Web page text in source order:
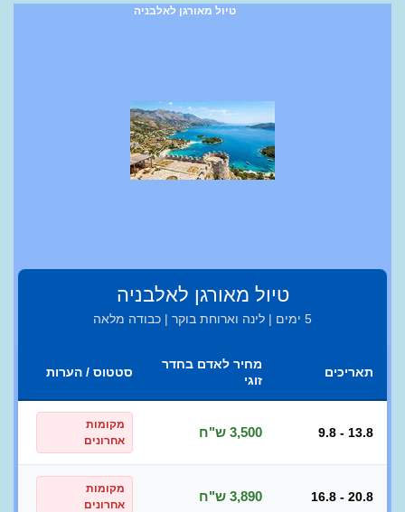
טיול מאורגן לאלבניה
טיול מאורגן לאלבניה
5 ימים | לינה וארוחת בוקר | כבודה מלאה
תאריכים
מחיר לאדם בחדר
זוגי
סטטוס / הערות
9.8 - 13.8 3,500 ש"ח
מקומות
אחרונים
16.8 - 20.8 3,890 ש"ח
מקומות
אחרונים